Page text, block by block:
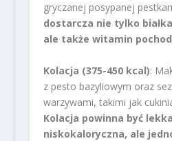
gryczanej posypanej
dostarcza nie tylko
ale także witamin
Kolacja (375-450 kcal):
z pesto bazyliowym oraz
warzywami, takimi jak
Kolacja powinna być
niskokaloryczna, ale